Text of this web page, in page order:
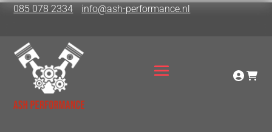
085 078 2334 info@ash-performance.nl